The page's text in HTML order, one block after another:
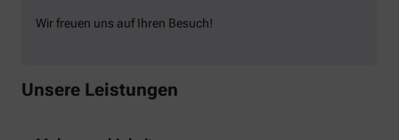
Wir freuen uns auf Ihren Besuch!
Unsere Leistungen